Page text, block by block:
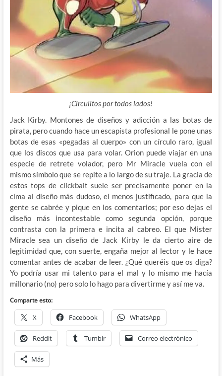
¡Circulitos por todos lados!
Jack Kirby. Montones de diseños y adicción a las botas de
pirata, pero cuando hace un escapista profesional le pone unas
botas de esas «pegadas al cuerpo» con un círculo raro, igual
que los discos que usa para volar. Orion puede viajar en una
especie de retrete volador, pero Mr Miracle vuela con el
mismo símbolo que se repite a lo largo de su traje. La gracia de
estos tops de clickbait suele ser precisamente poner en la
cima al diseño más dudoso, el menos justificado, para que la
gente se cabrée y pique en los comentarios; por eso dejas el
diseño más incontestable como segunda opción, porque
contrasta con la primera e incita al cabreo. El que Mister
Miracle sea un diseño de Jack Kirby le da cierto aire de
legitimidad que, con suerte, engaña mejor al lector y le hace
comentar antes de acabar de leer. ¿Qué queréis que os diga?
Yo podría usar mi talento para el mal y lo mismo me hacía
millonario (no) pero solo lo hago para divertirme y así me va.
Comparte esto:
X Facebook WhatsApp
Reddit Tumblr Correo electrónico
Más